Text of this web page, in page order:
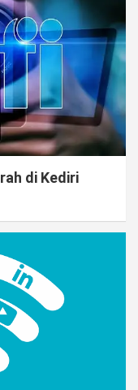
di Kediri